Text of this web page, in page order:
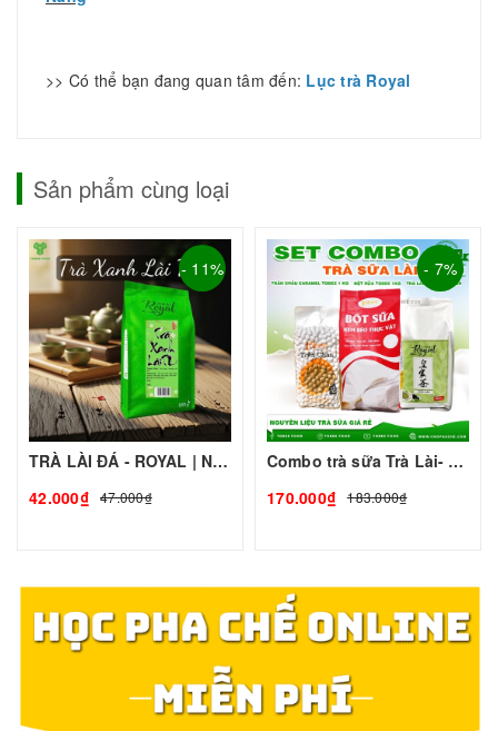
>> Có thể bạn đang quan tâm đến: Lục trà Royal
Sản phẩm cùng loại
- 11%
TRÀ LÀI ĐÁ - ROYAL | NGUYÊN LIỆU PHA CHẾ - TOBEE FOOD
42.000₫ 47.000₫
- 7%
Combo trà sữa Trà Lài- Đen Lớn
170.000₫
183.000₫